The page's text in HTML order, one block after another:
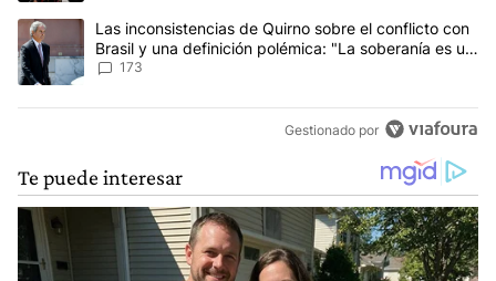
Un artículo de tendencia con el título "Las inconsistencias de
Las inconsistencias de Quirno sobre el conflicto con
Brasil y una definición polémica: "La soberanía es un
concepto antiguo"
173
Gestionado por